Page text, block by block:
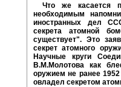
Что же касается
необходимым
иностранных дел
секрета атомной
существует". Это
секрет атомного
Научные круги
В.М.Молотова как
оружием не ранее
овладел секретом